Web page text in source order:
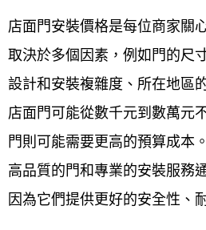
店面門安裝價格是每位商家關
取決於多個因素，例如門的尺
設計和安裝複雜度、所在地區
店面門可能從數千元到數萬元
門則可能需要更高的預算成本
高品質的門和專業的安裝服務
因為它們提供更好的安全性、